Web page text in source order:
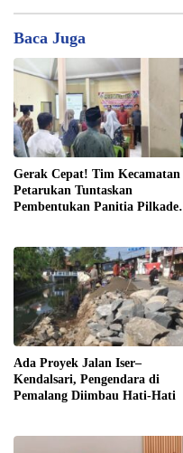
Baca Juga
Gerak Cepat! Tim Kecamatan
Petarukan Tuntaskan
Pembentukan Panitia Pilkades
Ada Proyek Jalan Iser–
Kendalsari, Pengendara di
Pemalang Diimbau Hati-Hati